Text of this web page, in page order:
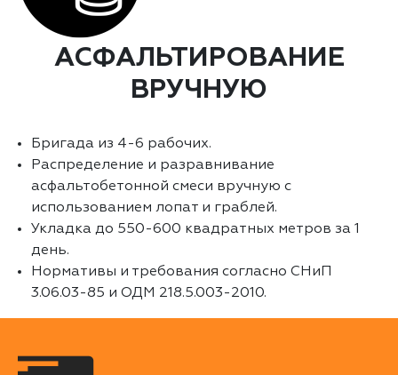
АСФАЛЬТИРОВАНИЕ
ВРУЧНУЮ
Бригада из 4-6 рабочих.
Распределение и разравнивание
асфальтобетонной смеси вручную с
использованием лопат и граблей.
Укладка до 550-600 квадратных метров за 1
день.
Нормативы и требования согласно СНиП
3.06.03-85 и ОДМ 218.5.003-2010.